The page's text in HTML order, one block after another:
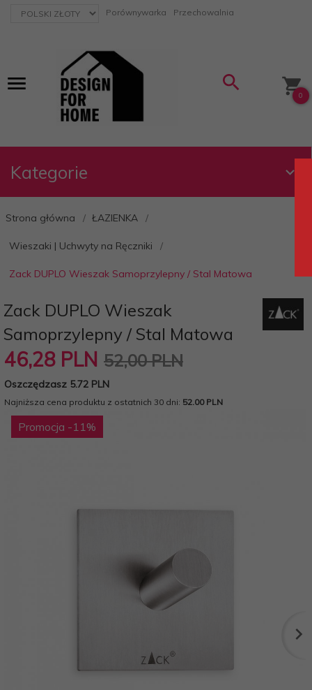
currency_h Porównywarka Przechowalnia
0
Kategorie
Strona główna ŁAZIENKA
Wieszaki | Uchwyty na Ręczniki
Zack DUPLO Wieszak Samoprzylepny / Stal Matowa
Zack DUPLO Wieszak
Samoprzylepny / Stal Matowa
46,28 PLN 52,00 PLN
Oszczędzasz 5.72 PLN
Najniższa cena produktu z ostatnich 30 dni: 52.00 PLN
Promocja -11%